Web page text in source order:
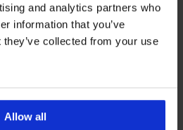
and analytics partners who
information that you’ve
collected from your use
Allow all
Chytrý sprievodca
veľkosťami
8:00 do 17:00